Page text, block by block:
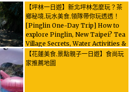
【坪林一日遊】新北坪林怎麼玩？茶
鄉秘境.玩水美食.領隊帶你玩透透！
[Pinglin One-Day Trip] How to
explore Pinglin, New Taipei? Tea
Village Secrets, Water Activities &
Food, Let the guide take you
through it all!
【花蓮美食.景點親子一日遊】食尚玩
家推薦地圖